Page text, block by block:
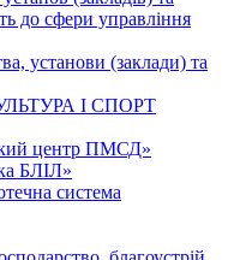
до сфери управління
установи (заклади) та
І СПОРТ
центр ПМСД»
БЛІЛ»
система